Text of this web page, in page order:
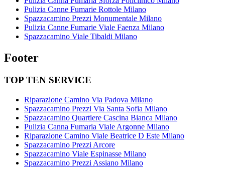
Pulizia Canne Fumarie Rottole Milano
Spazzacamino Prezzi Monumentale Milano
Pulizia Canne Fumarie Viale Faenza Milano
Spazzacamino Viale Tibaldi Milano
Footer
TOP TEN SERVICE
Riparazione Camino Via Padova Milano
Spazzacamino Prezzi Via Santa Sofia Milano
Spazzacamino Quartiere Cascina Bianca Milano
Pulizia Canna Fumaria Viale Argonne Milano
Riparazione Camino Viale Beatrice D Este Milano
Spazzacamino Prezzi Arcore
Spazzacamino Viale Espinasse Milano
Spazzacamino Prezzi Assiano Milano